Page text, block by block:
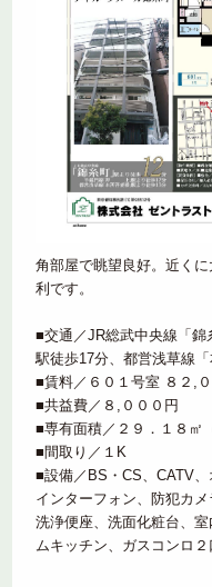
角部屋で眺望良好。近く
利です。
■交通／JR総武中央線「錦
駅徒歩17分、都営浅草線
■賃料／６０１号室 ８２,
■共益費／８,０００円
■専有面積／２９．１８㎡
■間取り／１K
■設備／BS・CS、CATV
インターフォン、防犯カ
洗浄便座、洗面化粧台、
ムキッチン、ガスコンロ